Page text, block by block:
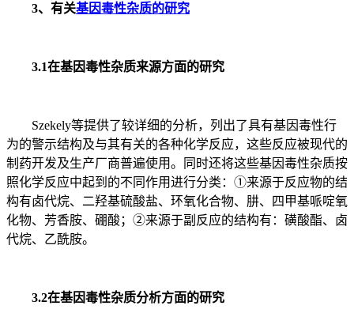
3、有关基因毒性杂质的研究
3.1在基因毒性杂质来源方面的研究
Szekely等提供了较详细的分析，列出了具有基因毒性行
为的警示结构及与其有关的各种化学反应，这些反应被现代的
制药开发及生产厂商普遍使用。同时还将这些基因毒性杂质按
照化学反应中起到的不同作用进行分类：①来源于反应物的结
构有卤代烷、二羟基硫酸盐、环氧化合物、肼、四甲基哌啶氧
化物、芳香胺、硼酸；②来源于副反应的结构有：磺酸酯、卤
代烷、乙酰胺。
3.2在基因毒性杂质分析方面的研究